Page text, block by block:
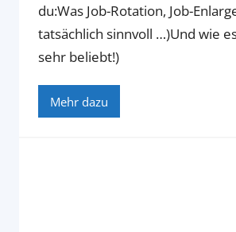
du:Was Job-Rotation, Job-
tatsächlich sinnvoll …)Und wie
sehr beliebt!)
Mehr dazu